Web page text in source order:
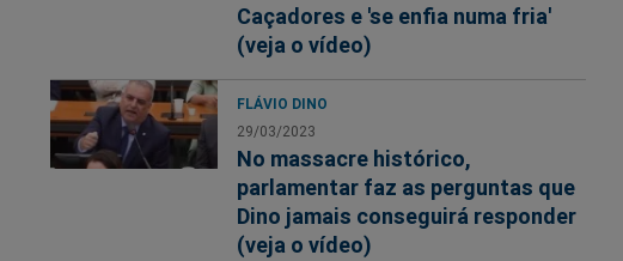
Caçadores e 'se enfia numa fria'
(veja o vídeo)
FLÁVIO DINO
29/03/2023
No massacre histórico,
parlamentar faz as perguntas que
Dino jamais conseguirá responder
(veja o vídeo)